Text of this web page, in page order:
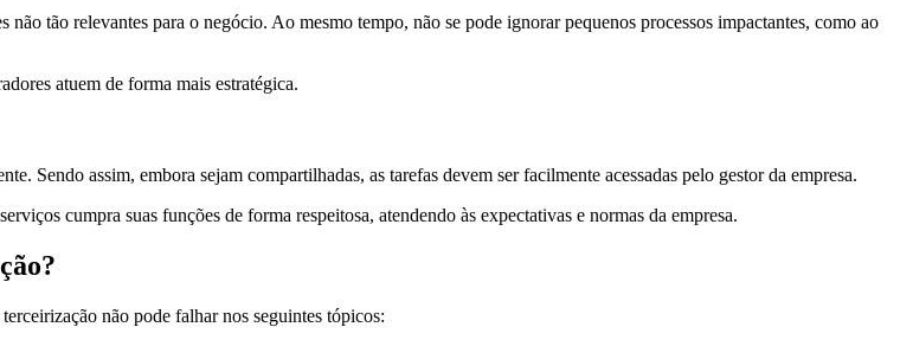
tão relevantes para o negócio. Ao mesmo tempo, não se pode ignorar pequenos processos impactantes, como ao
atuem de forma mais estratégica.
Sendo assim, embora sejam compartilhadas, as tarefas devem ser facilmente acessadas pelo gestor da empresa.
cumpra suas funções de forma respeitosa, atendendo às expectativas e normas da empresa.
não pode falhar nos seguintes tópicos: